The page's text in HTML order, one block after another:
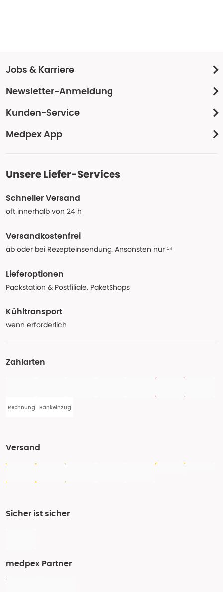
Jobs & Karriere
Newsletter-Anmeldung
Kunden-Service
Medpex App
Unsere Liefer-Services
Schneller Versand
oft innerhalb von 24 h
Versandkostenfrei
ab oder bei Rezepteinsendung. Ansonsten nur ¹⁴
Lieferoptionen
Packstation & Postfiliale, PaketShops
Kühltransport
wenn erforderlich
Zahlarten
Rechnung Bankeinzug
Versand
Sicher ist sicher
medpex Partner